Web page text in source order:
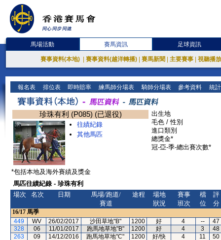
馬場活動 賽馬資訊 足球資訊
賽事資料(本地) 賽事資料(越洋轉播) 賽馬新聞 主要賽事 視聽播
報名表 排位表 即時賠率 練馬師分場表 騎師分場表 參考資料 統
珍珠有利 (P085) (已退役)
往績紀錄
其他馬匹
出生地
毛色 / 性別
進口類別
總獎金*
冠-亞-季-總出賽次數*
*包括本地及海外賽績及獎金
馬匹往績紀錄 - 珍珠有利
場次
名次 日期
馬場/跑道/
賽道
途程
場地
狀況
賽事
班次
檔
位
評
分
16/17 馬季
449
WV 26/02/2017 沙田草地"B" 1200 好 4 --
47
328
06 11/01/2017 跑馬地草地"B" 1200 好 4 3
48
263
09 14/12/2016 跑馬地草地"C" 1200 好/快 4 11
50